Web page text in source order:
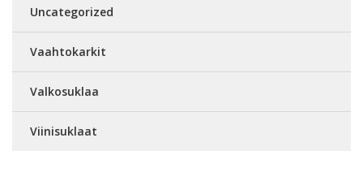
Uncategorized
Vaahtokarkit
Valkosuklaa
Viinisuklaat